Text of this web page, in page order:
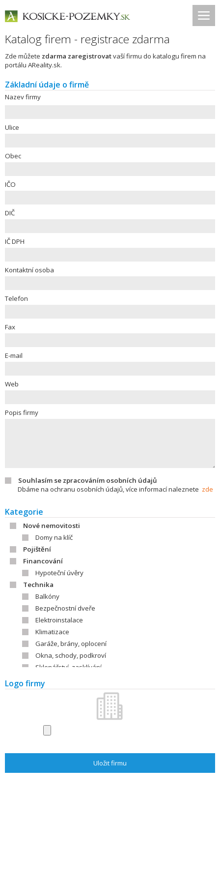
Katalog firem - registrace zdarma
Zde můžete zdarma zaregistrovatvaší firmu do katalogu firem na
portálu AReality.sk.
Základní údaje o firmě
Nazev firmy
Ulice
Obec
IČO
DIČ
IČ DPH
Kontaktní osoba
Telefon
Fax
E-mail
Web
Popis firmy
Souhlasím se zpracováním osobních údajů
Dbáme na ochranu osobních údajů, více informací naleznete zde
Kategorie
Nové nemovitosti
Domy na klíč
Pojištění
Financování
Hypoteční úvěry
Technika
Balkóny
Bezpečnostní dveře
Elektroinstalace
Klimatizace
Garáže, brány, oplocení
Okna, schody, podkroví
Sklenářství, zasklívání
Alarmy a zabezpečení
Výtahy
Výstavy a veletrhy
Stavební firmy
Logo firmy